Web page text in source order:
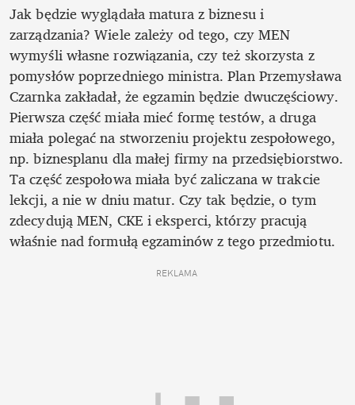
Jak będzie wyglądała matura z biznesu i
zarządzania? Wiele zależy od tego, czy MEN
wymyśli własne rozwiązania, czy też skorzysta z
pomysłów poprzedniego ministra. Plan Przemysława
Czarnka zakładał, że egzamin będzie dwuczęściowy.
Pierwsza część miała mieć formę testów, a druga
miała polegać na stworzeniu projektu zespołowego,
np. biznesplanu dla małej firmy na przedsiębiorstwo.
Ta część zespołowa miała być zaliczana w trakcie
lekcji, a nie w dniu matur. Czy tak będzie, o tym
zdecydują MEN, CKE i eksperci, którzy pracują
właśnie nad formułą egzaminów z tego przedmiotu.
REKLAMA